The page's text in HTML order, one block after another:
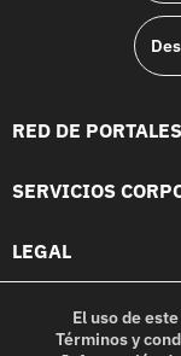
RED DE PORTALES
SERVICIOS
LEGAL
El uso de
Términos y